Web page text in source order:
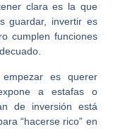
clara es la que
guardar, invertir es
cumplen funciones
es querer
a estafas o
de inversión está
“hacerse rico” en